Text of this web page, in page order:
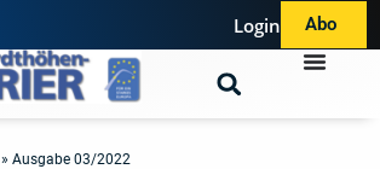
Login Abo
»Ausgabe 03/2022